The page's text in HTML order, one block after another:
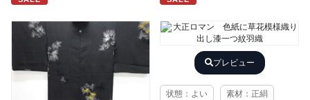
プレビュー
状態：よい 素材：正絹